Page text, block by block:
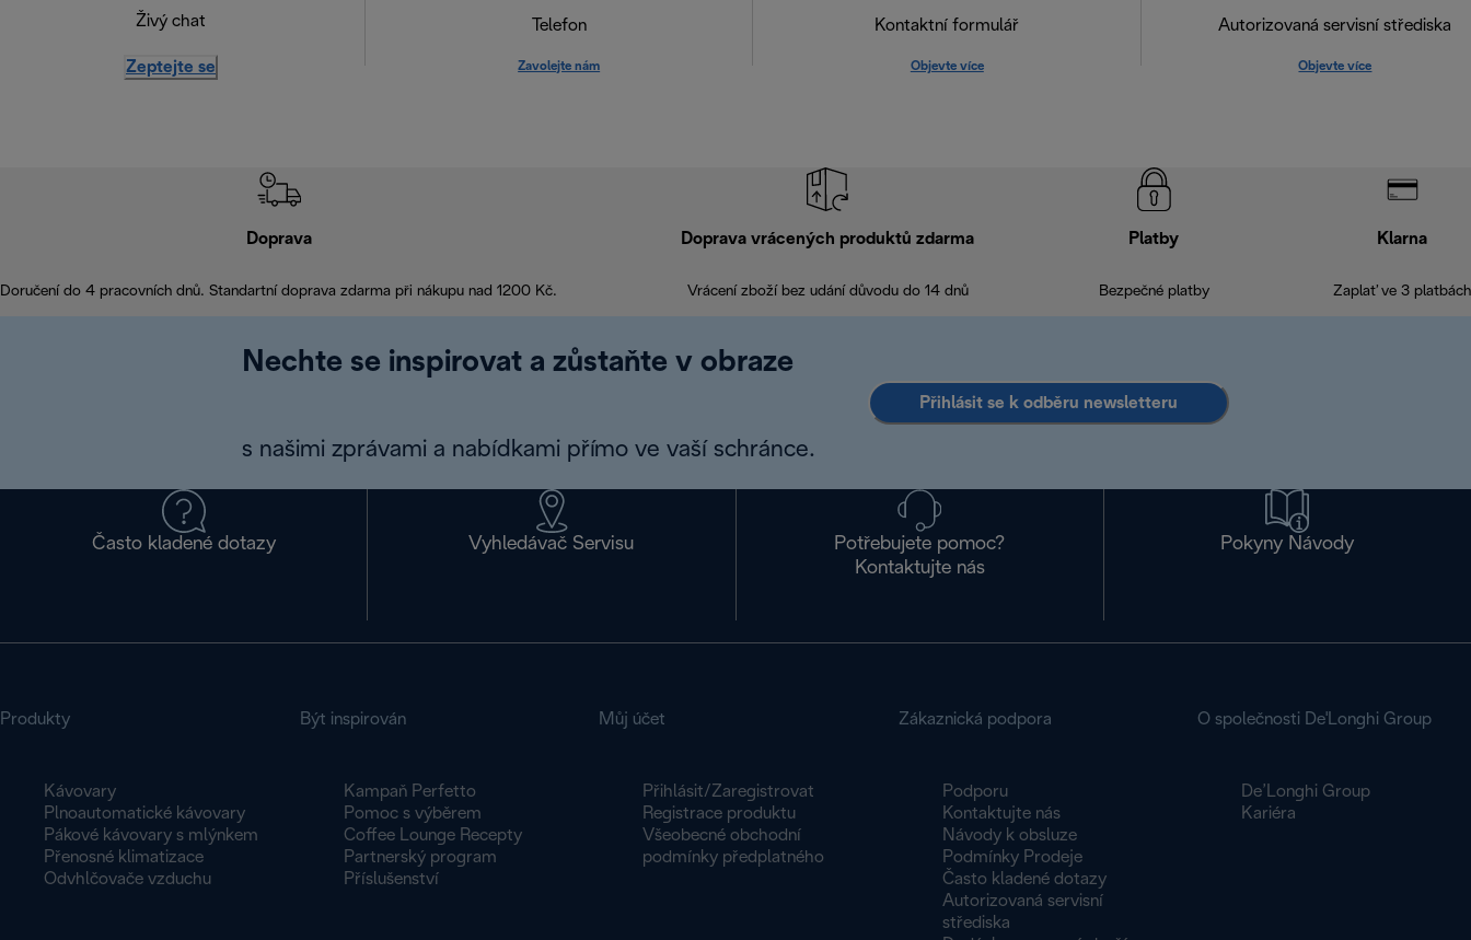
Živý chat
Zeptejte se
Telefon
Zavolejte nám
Kontaktní formulář
Objevte více
Autorizovaná servisní střediska
Objevte více
Doprava
Doručení do 4 pracovních dnů. Standartní doprava zdarma při nákupu nad 1200 Kč.
Doprava vrácených produktů zdarma
Vrácení zboží bez udání důvodu do 14 dnů
Platby
Bezpečné platby
Klarna
Zaplať ve 3 platbách
Nechte se inspirovat a zůstaňte v obraze
s našimi zprávami a nabídkami přímo ve vaší schránce.
Přihlásit se k odběru newsletteru
Často kladené dotazy Vyhledávač Servisu
Potřebujete pomoc?
Kontaktujte nás
Pokyny Návody
Produkty
Kávovary
Plnoautomatické kávovary
Pákové kávovary s mlýnkem
Přenosné klimatizace
Odvhlčovače vzduchu
Být inspirován
Kampaň Perfetto
Pomoc s výběrem
Coffee Lounge Recepty
Partnerský program
Příslušenství
Můj účet
Přihlásit/Zaregistrovat
Registrace produktu
Všeobecné obchodní
podmínky předplatného
Zákaznická podpora
Podporu
Kontaktujte nás
Návody k obsluze
Podmínky Prodeje
Často kladené dotazy
Autorizovaná servisní
střediska
O společnosti De'Longhi Group
De’Longhi Group
Kariéra